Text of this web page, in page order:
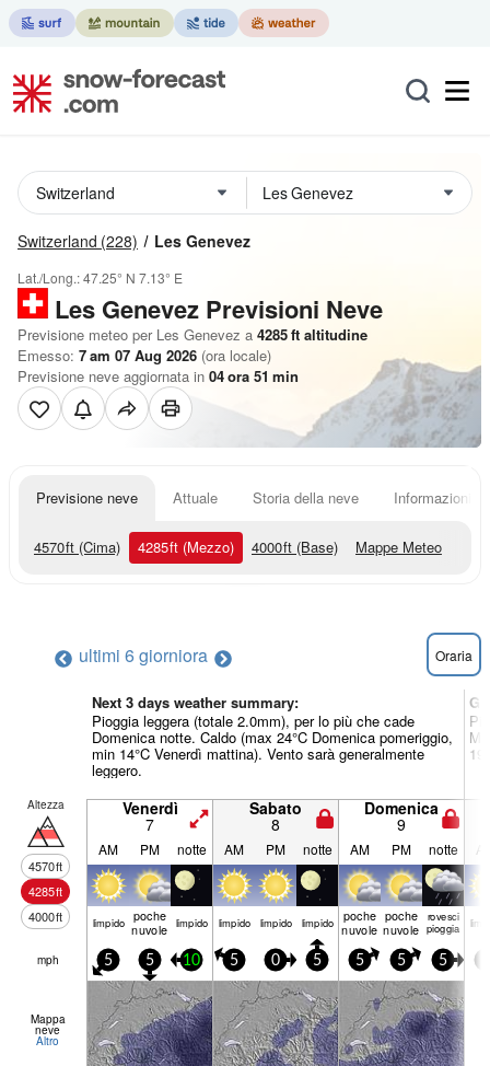
Switzerland (228) Les Genevez
Lat./Long.:47.25° N 7.13° E
Les Genevez Previsioni Neve
Previsione meteo per Les Genevez a 4285ft altitudine
Emesso: 7 am 07 Aug 2026 (ora locale)
Previsione neve aggiornata in 04ora 51 min
Previsione neve Attuale Storia della neve Informazioni
4570ft (Cima) 4285ft (Mezzo) 4000ft (Base) Mappe Meteo
ultimi 6 giorniora Oraria
Next 3 days weather summary:
Pioggia leggera (totale 2.0mm), per lo più che cade
Domenica notte. Caldo (max 24°C Domenica pomeriggio,
min 14°C Venerdì mattina). Vento sarà generalmente
leggero.
Altezza
4570ft
4285ft
4000ft
Venerdì
7
Sabato
8
Domenica
9
AM PM notte AM PM notte AM PM notte
limp­ido poche
nuvole limp­ido limp­ido limp­ido limp­ido poche
nuvole
poche
nuvole
rovesci
pioggia
mph 5 5 10 5 0 5 5 5 5
Mappa
neve
Altro